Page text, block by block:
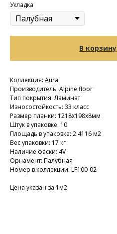
Укладка
В корзину
Коллекция: Aura
Производитель: Alpine floor
Тип покрытия: Ламинат
Износостойкость: 33 класс
Размер планки: 1218х198х8мм
Штук в упаковке: 10
Площадь в упаковке: 2.4116 м2
Вес упаковки: 17 кг
Наличие фаски: 4V
Орнамент: Палубная
Номер в коллекции: LF100-02
Цена указан за 1м2